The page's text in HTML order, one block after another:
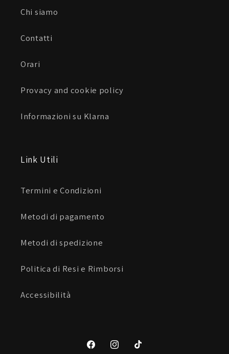
Chi siamo
Contatti
Orari
Provacy and cookie policy
Informazioni su Klarna
Link Utili
Termini e Condizioni
Metodi di pagamento
Metodi di spedizione
Politica di Resi e Rimborsi
Accessibilità
FacebookInstagramTikTok